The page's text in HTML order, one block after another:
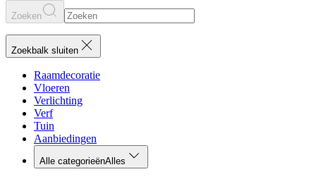
Zoeken
Zoekbalk sluiten
Raamdecoratie
Vloeren
Verlichting
Verf
Tuin
Aanbiedingen
Alle categorieënAlles